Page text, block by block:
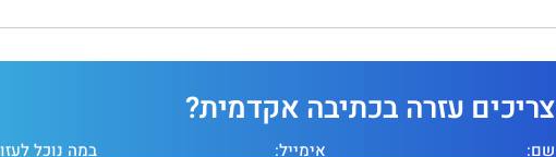
צריכים עזרה בכתיבה אקדמית?
שם: אימייל: במה נוכל